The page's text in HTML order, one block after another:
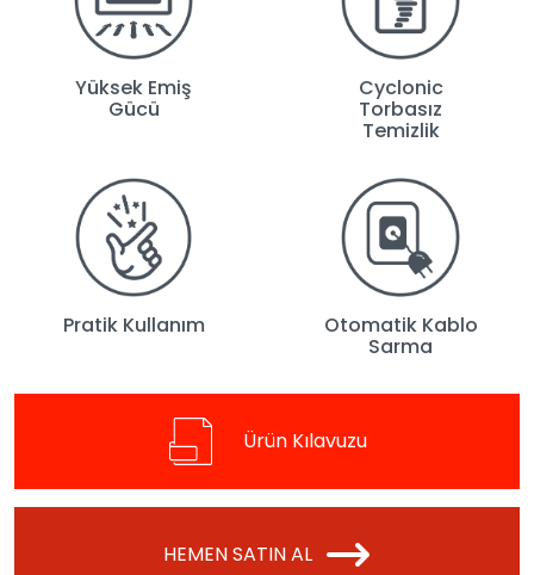
Yüksek Emiş
Gücü
Cyclonic
Torbasız
Temizlik
Pratik Kullanım Otomatik Kablo
Sarma
Ürün Kılavuzu
HEMEN SATIN AL